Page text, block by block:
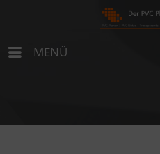
MENÜ